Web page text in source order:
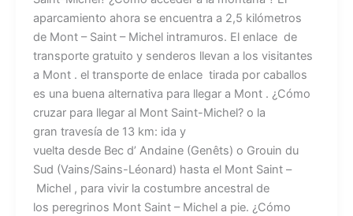
aparcamiento ahora se encuentra a 2,5 kilómetros
de Mont – Saint – Michel intramuros. El enlace de
transporte gratuito y senderos llevan a los visitantes
a Mont . el transporte de enlace tirada por caballos
es una buena alternativa para llegar a Mont . ¿Cómo
cruzar para llegar al Mont Saint-Michel? o la
gran travesía de 13 km: ida y
vuelta desde Bec d’ Andaine (Genêts) o Grouin du
Sud (Vains/Sains-Léonard) hasta el Mont Saint –
Michel , para vivir la costumbre ancestral de
los peregrinos Mont Saint – Michel a pie. ¿Cómo